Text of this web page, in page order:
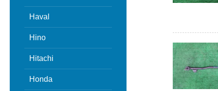
Haval
Hino
Hitachi
Honda